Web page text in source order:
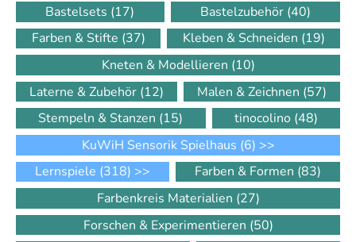
Bastelsets (17) Bastelzubehör (40)
Farben & Stifte (37) Kleben & Schneiden (19)
Kneten & Modellieren (10)
Laterne & Zubehör (12) Malen & Zeichnen (57)
Stempeln & Stanzen (15) tinocolino (48)
KuWiH Sensorik Spielhaus (6) >>
Lernspiele (318) >> Farben & Formen (83)
Farbenkreis Materialien (27)
Forschen & Experimentieren (50)